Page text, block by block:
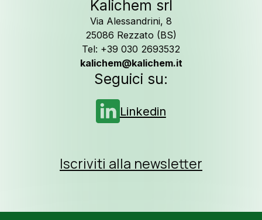
Seguici su
Kalichem srl
Via Alessandrini, 8
25086 Rezzato (BS)
Tel: +39 030 2693532
kalichem@kalichem.it
Seguici su:
Linkedin
Iscriviti alla newsletter